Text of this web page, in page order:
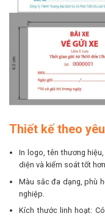
Thiết kế theo
In logo, tên thương
diện và kiểm soát tốt hơn.
Màu sắc đa dạng, phù
nghiệp.
Kích thước linh hoạt: